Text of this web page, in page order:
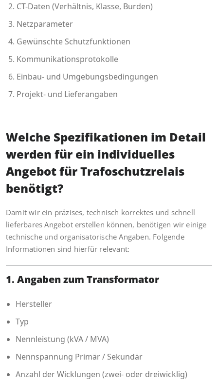
CT-Daten (Verhältnis, Klasse, Burden)
Netzparameter
Gewünschte Schutzfunktionen
Kommunikationsprotokolle
Einbau- und Umgebungsbedingungen
Projekt- und Lieferangaben
Welche Spezifikationen im Detail
werden für ein individuelles
Angebot für Trafoschutzrelais
benötigt?
Damit wir ein präzises, technisch korrektes und schnell
lieferbares Angebot erstellen können, benötigen wir einige
technische und organisatorische Angaben. Folgende
Informationen sind hierfür relevant:
1. Angaben zum Transformator
Hersteller
Typ
Nennleistung (kVA / MVA)
Nennspannung Primär / Sekundär
Anzahl der Wicklungen (zwei- oder dreiwicklig)